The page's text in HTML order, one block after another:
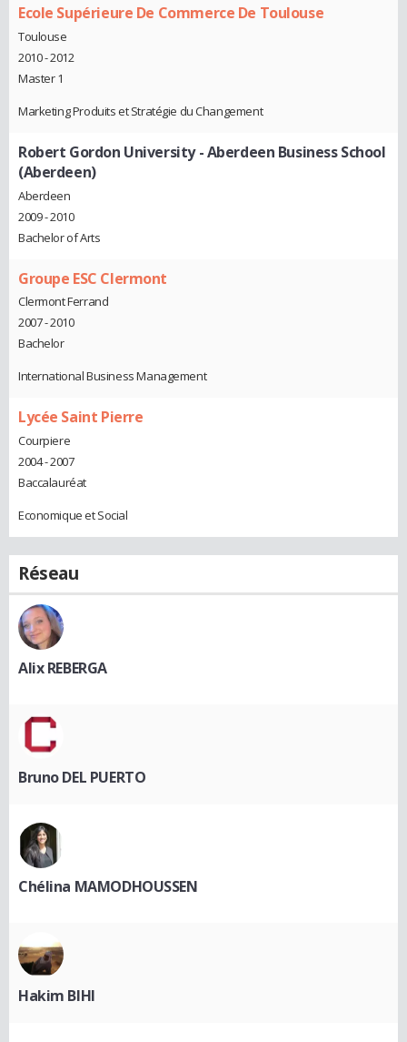
Ecole Supérieure De Commerce De Toulouse
Toulouse
2010 - 2012
Master 1
Marketing Produits et Stratégie du Changement
Robert Gordon University - Aberdeen Business School
(Aberdeen)
Aberdeen
2009 - 2010
Bachelor of Arts
Groupe ESC Clermont
Clermont Ferrand
2007 - 2010
Bachelor
International Business Management
Lycée Saint Pierre
Courpiere
2004 - 2007
Baccalauréat
Economique et Social
Réseau
Alix REBERGA
Bruno DEL PUERTO
Chélina MAMODHOUSSEN
Hakim BIHI